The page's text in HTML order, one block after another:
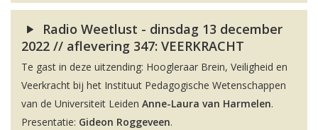
Radio Weetlust - dinsdag 13 december
2022 // aflevering 347: VEERKRACHT
Te gast in deze uitzending: Hoogleraar Brein, Veiligheid en
Veerkracht bij het Instituut Pedagogische Wetenschappen
van de Universiteit Leiden Anne-Laura van Harmelen.
Presentatie: Gideon Roggeveen.